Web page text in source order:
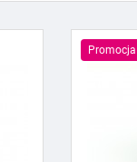
Promocja